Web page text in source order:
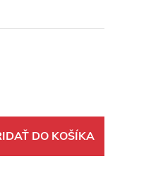
DO KOŠÍKA